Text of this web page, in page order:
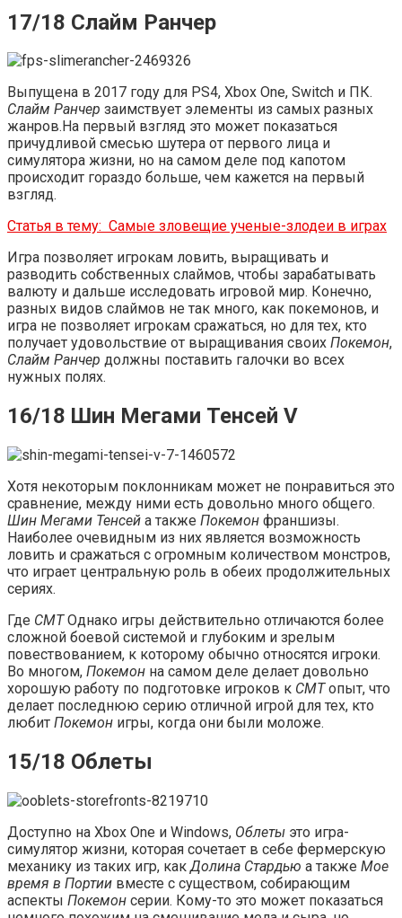
17/18 Слайм Ранчер
Выпущена в 2017 году для PS4, Xbox One, Switch и ПК.
Слайм Ранчер заимствует элементы из самых разных
жанров.На первый взгляд это может показаться
причудливой смесью шутера от первого лица и
симулятора жизни, но на самом деле под капотом
происходит гораздо больше, чем кажется на первый
взгляд.
Статья в тему: Самые зловещие ученые-злодеи в играх
Игра позволяет игрокам ловить, выращивать и
разводить собственных слаймов, чтобы зарабатывать
валюту и дальше исследовать игровой мир. Конечно,
разных видов слаймов не так много, как покемонов, и
игра не позволяет игрокам сражаться, но для тех, кто
получает удовольствие от выращивания своих Покемон,
Слайм Ранчер должны поставить галочки во всех
нужных полях.
16/18 Шин Мегами Тенсей V
Хотя некоторым поклонникам может не понравиться это
сравнение, между ними есть довольно много общего.
Шин Мегами Тенсей а также Покемон франшизы.
Наиболее очевидным из них является возможность
ловить и сражаться с огромным количеством монстров,
что играет центральную роль в обеих продолжительных
сериях.
Где СМТОднако игры действительно отличаются более
сложной боевой системой и глубоким и зрелым
повествованием, к которому обычно относятся игроки.
Во многом, Покемон на самом деле делает довольно
хорошую работу по подготовке игроков к СМТопыт, что
делает последнюю серию отличной игрой для тех, кто
любит Покемон игры, когда они были моложе.
15/18 Облеты
Доступно на Xbox One и Windows, Облеты это игра-
симулятор жизни, которая сочетает в себе фермерскую
механику из таких игр, какДолина Стардью а также Мое
время в Портии вместе с существом, собирающим
аспекты Покемон серии. Кому-то это может показаться